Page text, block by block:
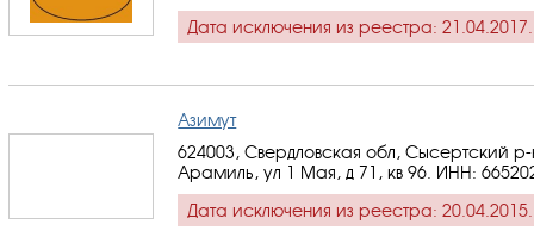
Дата исключения из реестра: 21.04.2017.
Азимут
624003, Свердловская обл, Сысертский р-
Арамиль, ул 1 Мая, д 71, кв 96. ИНН:
Дата исключения из реестра: 20.04.2015.